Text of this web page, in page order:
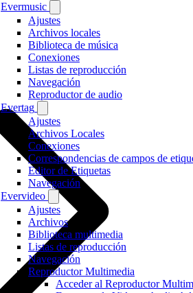
Evermusic
Ajustes
Archivos locales
Biblioteca de música
Conexiones
Listas de reproducción
Navegación
Reproductor de audio
Evertag
Ajustes
Archivos Locales
Conexiones
Correspondencias de campos de
Editor de Etiquetas
Navegación
Evervideo
Ajustes
Archivos
Biblioteca multimedia
Listas de reproducción
Navegación
Reproductor Multimedia
Acceder al Reproductor